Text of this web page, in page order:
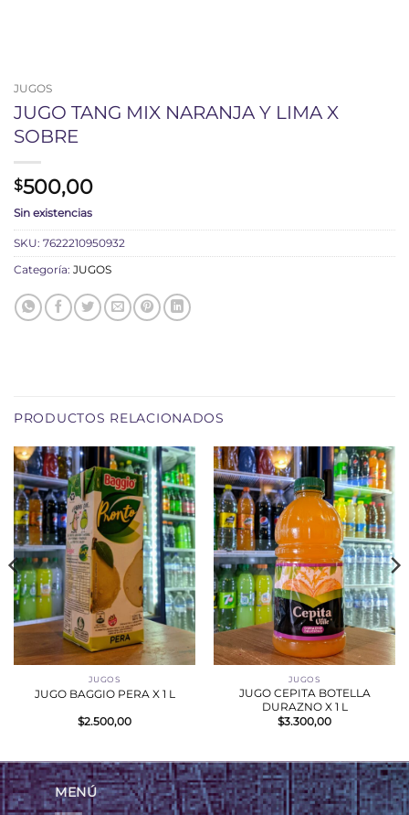
JUGOS
JUGO TANG MIX NARANJA Y LIMA X
SOBRE
$500,00
Sin existencias
SKU: 7622210950932
Categoría: JUGOS
PRODUCTOS RELACIONADOS
JUGOS
JUGO BAGGIO PERA X 1 L
$2.500,00
JUGOS
JUGO CEPITA BOTELLA
DURAZNO X 1 L
$3.300,00
MENÚ